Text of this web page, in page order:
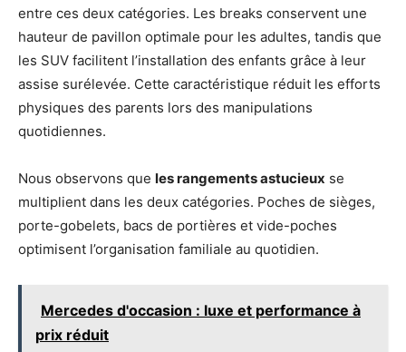
entre ces deux catégories. Les breaks conservent une
hauteur de pavillon optimale pour les adultes, tandis que
les SUV facilitent l’installation des enfants grâce à leur
assise surélevée. Cette caractéristique réduit les efforts
physiques des parents lors des manipulations
quotidiennes.
Nous observons que les rangements astucieux se
multiplient dans les deux catégories. Poches de sièges,
porte-gobelets, bacs de portières et vide-poches
optimisent l’organisation familiale au quotidien.
Mercedes d'occasion : luxe et performance à
prix réduit